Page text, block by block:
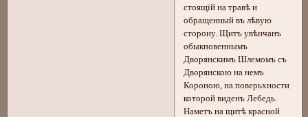
стоящїй на травѣ и
обращенный въ лѣвую
сторону. Щитъ увѣнчанъ
обыкновеннымъ
Дворянскимъ Шлемомъ съ
Дворянскою на немъ
Короною, на поверьхности
которой виденъ Лебедь.
Наметъ на щитѣ красной